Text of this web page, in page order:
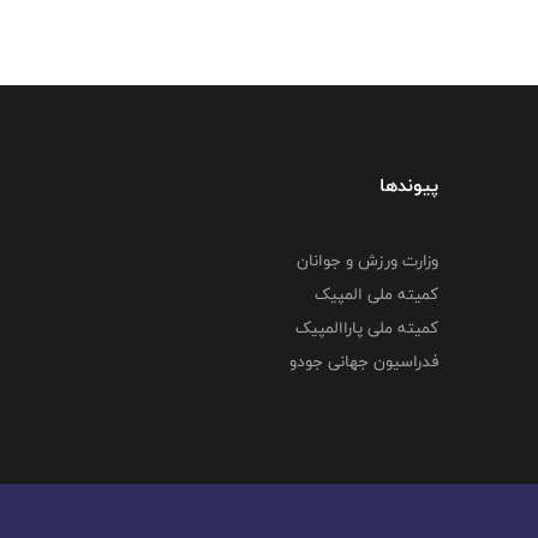
پیوندها
وزارت ورزش و جوانان
کمیته ملی المپیک
کمیته ملی پاراالمپیک
فدراسیون جهانی جودو